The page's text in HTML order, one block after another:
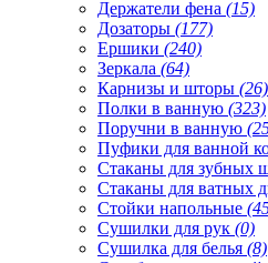
Держатели фена (15)
Дозаторы (177)
Ершики (240)
Зеркала (64)
Карнизы и шторы (26)
Полки в ванную (323)
Поручни в ванную
Пуфики для ванной
Стаканы для зубных
Стаканы для ватных
Стойки напольные
Сушилки для рук (0)
Сушилка для белья (8)